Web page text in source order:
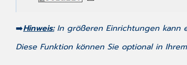
➡️Hinweis:In größeren Einrichtungen kann
Diese Funktion können Sie optional in